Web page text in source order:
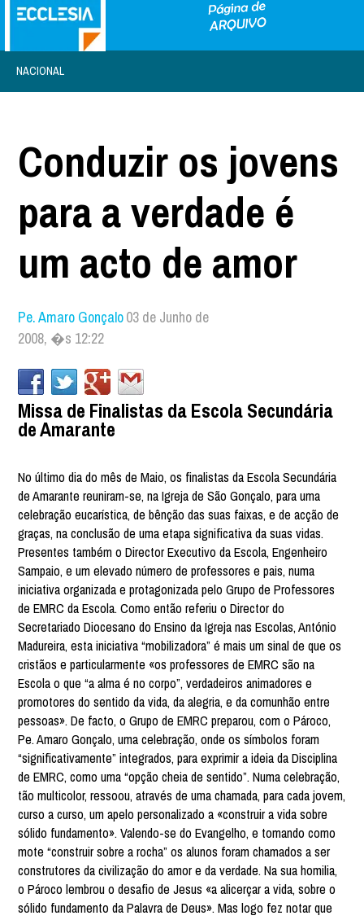
NACIONAL
Conduzir os jovens
para a verdade é
um acto de amor
Pe. Amaro Gonçalo03 de Junho de
2008, �s 12:22
Missa de Finalistas da Escola Secundária
de Amarante
No último dia do mês de Maio, os finalistas da Escola Secundária
de Amarante reuniram-se, na Igreja de São Gonçalo, para uma
celebração eucarística, de bênção das suas faixas, e de acção de
graças, na conclusão de uma etapa significativa da suas vidas.
Presentes também o Director Executivo da Escola, Engenheiro
Sampaio, e um elevado número de professores e pais, numa
iniciativa organizada e protagonizada pelo Grupo de Professores
de EMRC da Escola. Como então referiu o Director do
Secretariado Diocesano do Ensino da Igreja nas Escolas, António
Madureira, esta iniciativa “mobilizadora” é mais um sinal de que os
cristãos e particularmente «os professores de EMRC são na
Escola o que “a alma é no corpo”, verdadeiros animadores e
promotores do sentido da vida, da alegria, e da comunhão entre
pessoas». De facto, o Grupo de EMRC preparou, com o Pároco,
Pe. Amaro Gonçalo, uma celebração, onde os símbolos foram
“significativamente” integrados, para exprimir a ideia da Disciplina
de EMRC, como uma “opção cheia de sentido”. Numa celebração,
tão multicolor, ressoou, através de uma chamada, para cada jovem,
curso a curso, um apelo personalizado a «construir a vida sobre
sólido fundamento». Valendo-se do Evangelho, e tomando como
mote “construir sobre a rocha” os alunos foram chamados a ser
construtores da civilização do amor e da verdade. Na sua homilia,
o Pároco lembrou o desafio de Jesus «a alicerçar a vida, sobre o
sólido fundamento da Palavra de Deus». Mas logo fez notar que